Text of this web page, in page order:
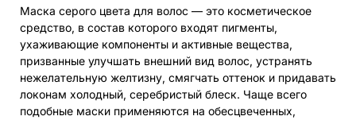
Маска серого цвета для волос — это косметическое
средство, в состав которого входят пигменты,
ухаживающие компоненты и активные вещества,
призванные улучшать внешний вид волос, устранять
нежелательную желтизну, смягчать оттенок и придавать
локонам холодный, серебристый блеск. Чаще всего
подобные маски применяются на обесцвеченных,